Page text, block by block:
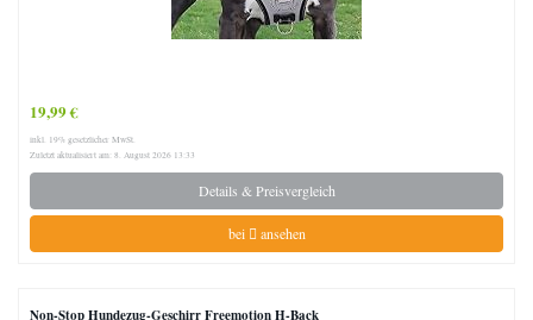
19,99 €
inkl. 19% gesetzlicher MwSt.
Zuletzt aktualisiert am: 8. August 2026 13:33
Details & Preisvergleich
bei ansehen
Non-Stop Hundezug-Geschirr Freemotion H-Back